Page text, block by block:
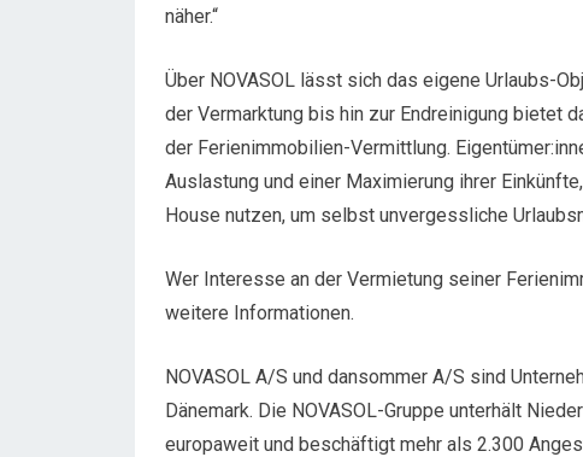
näher.“
Über NOVASOL lässt sich das eigene Urlaubs-
der Vermarktung bis hin zur Endreinigung bietet
der Ferienimmobilien-Vermittlung.
Auslastung und einer Maximierung ihrer
House nutzen, um selbst unvergessliche
Wer Interesse an der Vermietung seiner
weitere Informationen.
NOVASOL A/S und dansommer A/S sind
Dänemark. Die NOVASOL-Gruppe unterhält
europaweit und beschäftigt mehr als 2.300